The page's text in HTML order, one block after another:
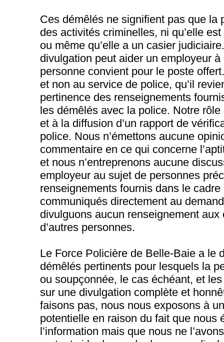
Ces démêlés ne signifient pas que la
des activités criminelles, ni qu’elle
ou même qu’elle a un casier
divulgation peut aider un employeur
personne convient pour le poste
et non au service de police, qu’il
pertinence des renseignements
les démêlés avec la police. Notre
et à la diffusion d’un rapport de
police. Nous n’émettons aucune
commentaire en ce qui concerne
et nous n’entreprenons aucune
employeur au sujet de personnes
renseignements fournis dans le
communiqués directement au
divulguons aucun renseignement aux
d’autres personnes.
Le Force Policière de Belle-Baie a le
démêlés pertinents pour lesquels la
ou soupçonnée, le cas échéant, et
sur une divulgation complète et
faisons pas, nous nous exposons à
potentielle en raison du fait que nous
l’information mais que nous ne